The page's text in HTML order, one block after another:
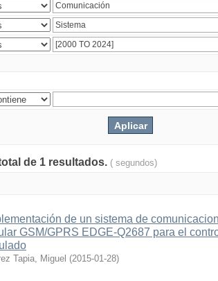
de 1 resultados. ( segundos)
de un sistema de
GSM/GPRS EDGE-Q2687 para el
Tapia, Miguel (2015-01-28)